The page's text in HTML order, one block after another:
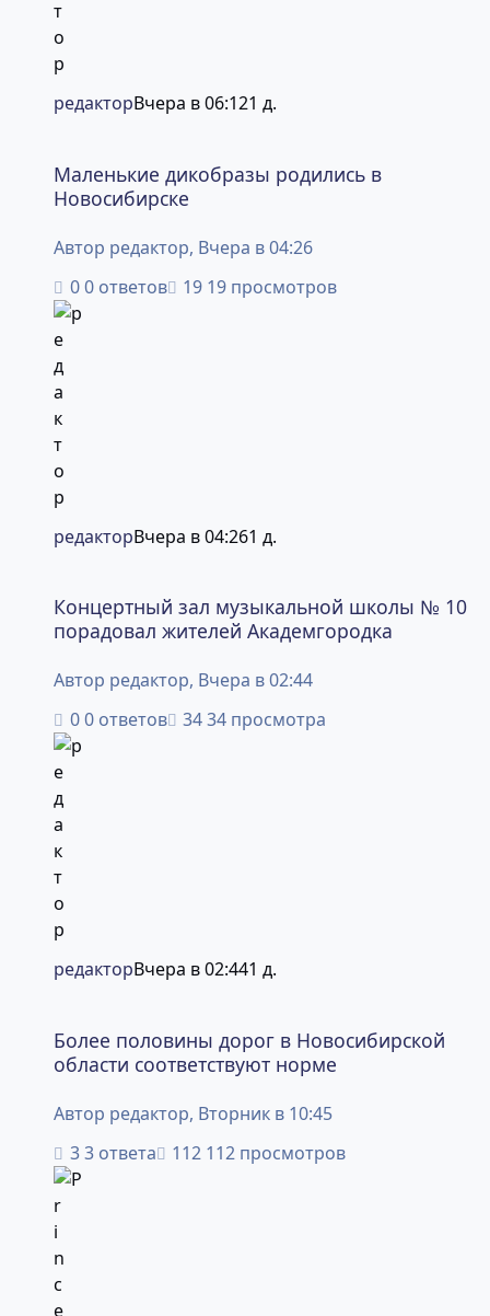
редакторВчера в 06:121 д.
Маленькие дикобразы родились в
Новосибирске
Автор редактор, Вчера в 04:26
0 ответов
19 просмотров
редакторВчера в 04:261 д.
Концертный зал музыкальной школы № 10
порадовал жителей Академгородка
Автор редактор, Вчера в 02:44
0 ответов
34 просмотра
редакторВчера в 02:441 д.
Более половины дорог в Новосибирской
области соответствуют норме
Автор редактор, Вторник в 10:45
3 ответа
112 просмотров